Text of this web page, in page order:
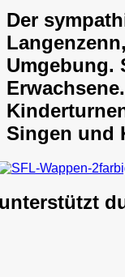
Der
Umgebung.
Singen und